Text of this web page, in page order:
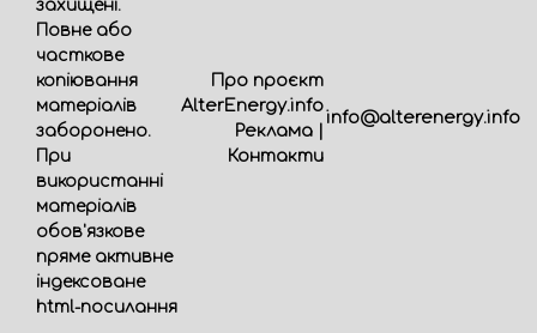
захищені.
Повне або
часткове
копіювання
матеріалів
заборонено.
При
використанні
матеріалів
обов'язкове
пряме активне
індексоване
html-посилання
Про проєкт
AlterEnergy.info
Реклама|
Контакти
info@alterenergy.info